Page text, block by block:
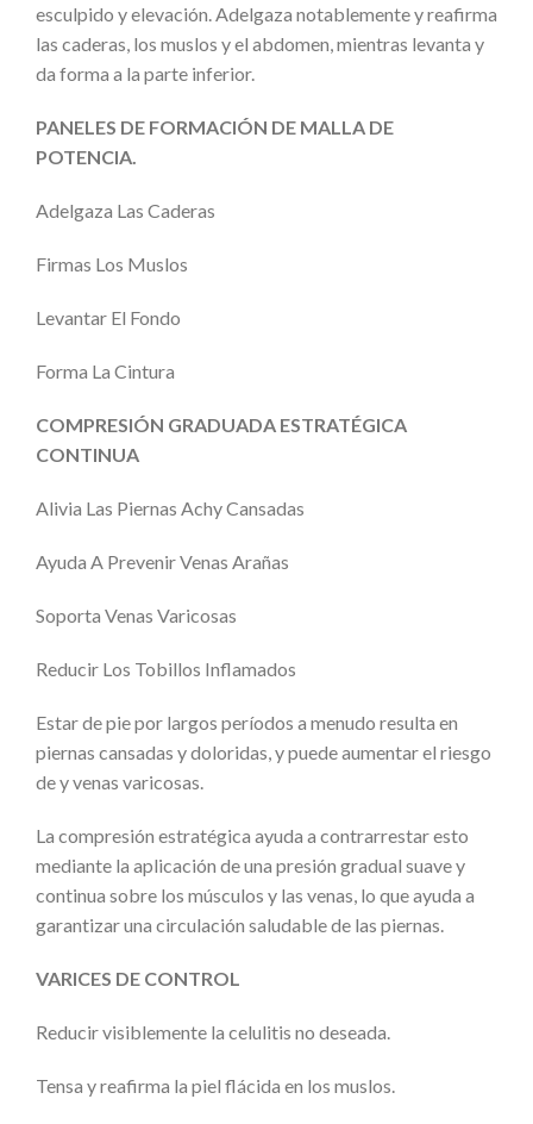
esculpido y elevación.Adelgaza notablemente y reafirma
las caderas, los muslos y el abdomen, mientras levanta y
da forma a la parte inferior.
PANELES DE FORMACIÓN DE MALLA DE
POTENCIA.
Adelgaza Las Caderas
Firmas Los Muslos
Levantar El Fondo
Forma La Cintura
COMPRESIÓN GRADUADA ESTRATÉGICA
CONTINUA
Alivia Las Piernas Achy Cansadas
Ayuda A Prevenir Venas Arañas
Soporta Venas Varicosas
Reducir Los Tobillos Inflamados
Estar de pie por largos períodos a menudo resulta en
piernas cansadas y doloridas, y puede aumentar el riesgo
de y venas varicosas.
La compresión estratégica ayuda a contrarrestar esto
mediante la aplicación de una presión gradual suave y
continua sobre los músculos y las venas, lo que ayuda a
garantizar una circulación saludable de las piernas.
VARICES DE CONTROL
Reducir visiblemente la celulitis no deseada.
Tensa y reafirma la piel flácida en los muslos.